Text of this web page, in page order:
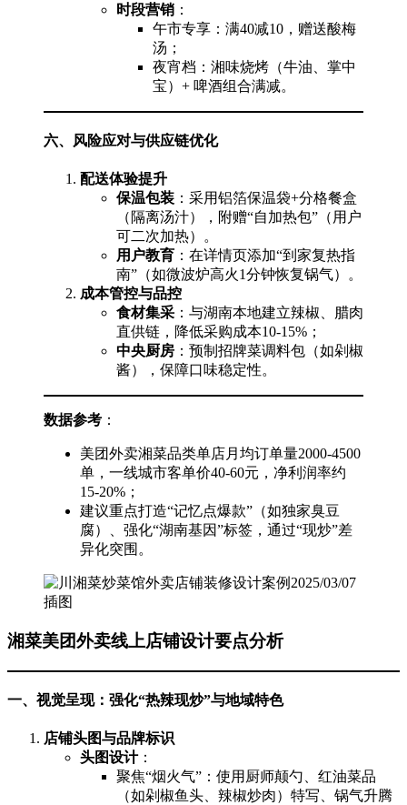
时段营销 ：
午市专享：满40减10，赠送酸梅
汤；
夜宵档：湘味烧烤（牛油、掌中
宝）+ 啤酒组合满减。
六、风险应对与供应链优化
配送体验提升
保温包装 ：采用铝箔保温袋+分格餐盒
（隔离汤汁），附赠“自加热包”（用户
可二次加热）。
用户教育 ：在详情页添加“到家复热指
南”（如微波炉高火1分钟恢复锅气）。
成本管控与品控
食材集采 ：与湖南本地建立辣椒、腊肉
直供链，降低采购成本10-15%；
中央厨房 ：预制招牌菜调料包（如剁椒
酱），保障口味稳定性。
数据参考 ：
美团外卖湘菜品类单店月均订单量2000-4500
单，一线城市客单价40-60元，净利润率约
15-20%；
建议重点打造“记忆点爆款”（如独家臭豆
腐）、强化“湖南基因”标签，通过“现炒”差
异化突围。
湘菜美团外卖线上店铺设计要点分析
一、视觉呈现：强化“热辣现炒”与地域特色
店铺头图与品牌标识
头图设计：
聚焦“烟火气”：使用厨师颠勺、红油菜品
（如剁椒鱼头、辣椒炒肉）特写、锅气升腾